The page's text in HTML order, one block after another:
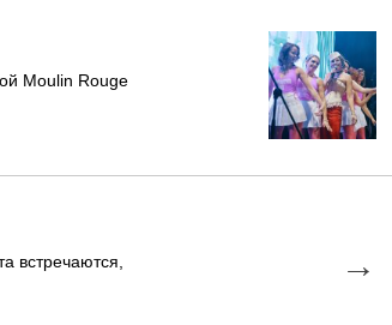
Moulin Rouge
→
встречаются,